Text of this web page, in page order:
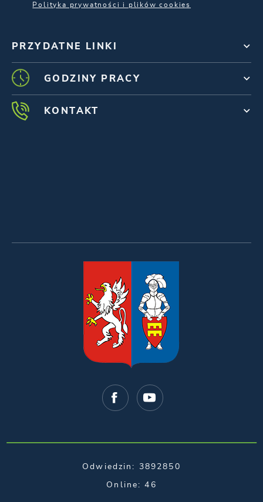
PRZYDATNE LINKI
Polityka prywatności i plików cookies
GODZINY PRACY
KONTAKT
Odwiedzin: 3892850
Online: 46